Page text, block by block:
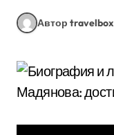
Автор